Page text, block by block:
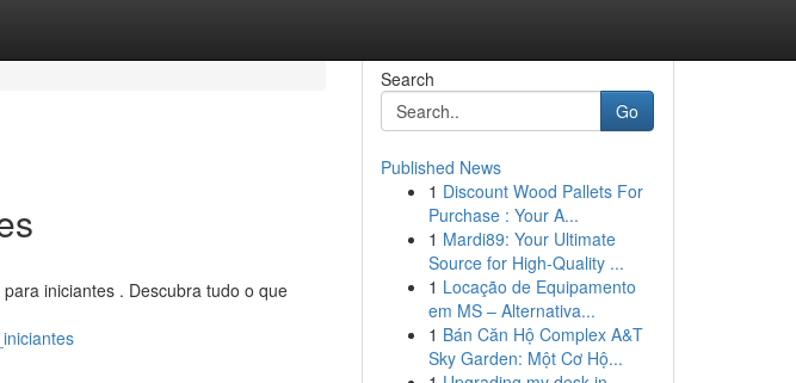
iniciantes . Descubra tudo o que
Search
Go
Published News
1 Discount Wood Pallets For
Purchase : Your A...
1 Mardi89: Your Ultimate
Source for High-Quality ...
1 Locação de Equipamento
em MS – Alternativa...
1 Bán Căn Hộ Complex A&T
Sky Garden: Một Cơ Hộ...